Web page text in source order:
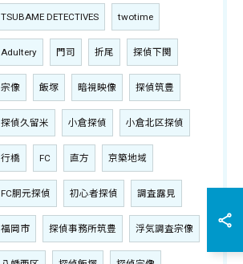
TSUBAME DETECTIVES twotime
Adultery 門司 折尾 探偵下関
宗像 飯塚 暗視映像 探偵筑豊
探偵久留米 小倉探偵 小倉北区探偵
行橋 FC 直方 京築地域
FC胴元探偵 初心者探偵 調査露見
福岡市 探偵事務所筑豊 浮気調査宗像